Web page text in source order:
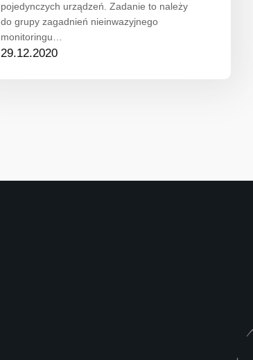
pojedynczych urządzeń. Zadanie to należy
do grupy zagadnień nieinwazyjnego
monitoringu…
29.12.2020